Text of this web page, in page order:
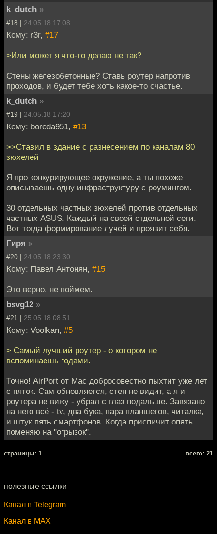
k_dutch »
#18 | 24.05.18 17:08
Кому: r3r, #17
>Или может я что-то делаю не так?
Стены железобетонные? Ставь роутер напротив
проходов, и будет тебе хоть какое-то счастье.
k_dutch »
#19 | 24.05.18 17:20
Кому: boroda951, #13
>>Ставил в здание с разнесением по каналам 80
зюхелей
Я про конкурирующее окружение, а ты похоже
описываешь одну инфраструктуру с роумингом.
30 отдельных частных зюхелей против отдельных
частных ASUS. Каждый на своей отдельной сети.
Вот тогда формирование лучей и проявит себя.
Гиря »
#20 | 24.05.18 23:30
Кому: Павел Антонян, #15
Это верно, не поймем.
bsvg12 »
#21 | 25.05.18 08:51
Кому: Voolkan, #5
> Самый лучший роутер - о котором не
вспоминаешь годами.
Точно! AirPort от Mac добросовестно пыхтит уже лет
с пяток. Сам обновляется, стен не видит, а я и
роутера не вижу - убрал с глаз подальше. Завязано
на него всё - tv, два бука, пара планшетов, читалка,
и штук пять смартфонов. Когда приспичит опять
поменяю на "огрызок".
cтраницы: 1 всего: 21
полезные ссылки
Канал в Telegram
Канал в MAX